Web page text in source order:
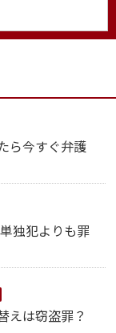
ら今すぐ弁護
独犯よりも罪
えは窃盗罪？